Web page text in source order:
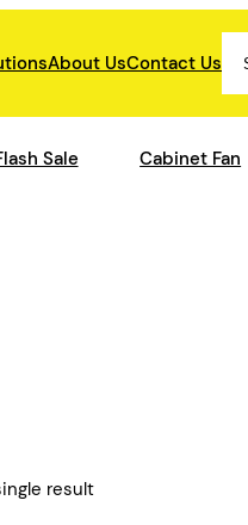
About UsContact Us
Sale Cabinet Fan
result